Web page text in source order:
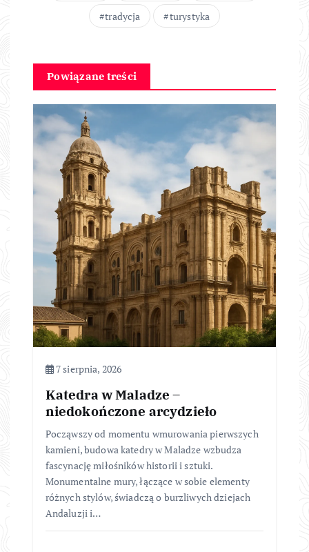
tradycja
turystyka
Powiązane treści
7 sierpnia, 2026
Katedra w Maladze –
niedokończone arcydzieło
Począwszy od momentu wmurowania pierwszych
kamieni, budowa katedry w Maladze wzbudza
fascynację miłośników historii i sztuki.
Monumentalne mury, łączące w sobie elementy
różnych stylów, świadczą o burzliwych dziejach
Andaluzji i…